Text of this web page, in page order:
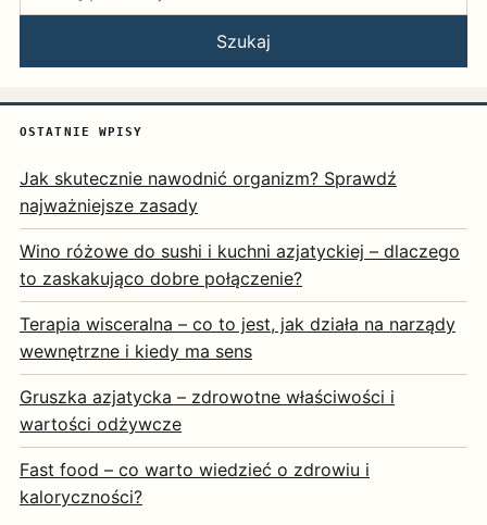
Szukaj
OSTATNIE WPISY
Jak skutecznie nawodnić organizm? Sprawdź
najważniejsze zasady
Wino różowe do sushi i kuchni azjatyckiej – dlaczego
to zaskakująco dobre połączenie?
Terapia wisceralna – co to jest, jak działa na narządy
wewnętrzne i kiedy ma sens
Gruszka azjatycka – zdrowotne właściwości i
wartości odżywcze
Fast food – co warto wiedzieć o zdrowiu i
kaloryczności?